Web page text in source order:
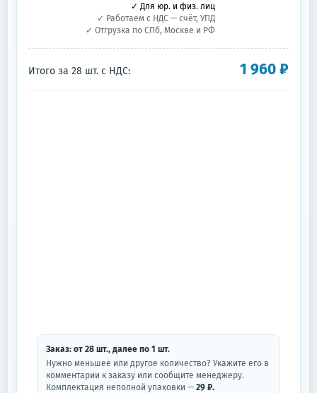
✓ Для юр. и физ. лиц
✓ Работаем с НДС — счёт, УПД
✓ Отгрузка по СПб, Москве и РФ
Итого за 28 шт. с НДС: 1 960₽
Заказ: от 28 шт., далее по 1 шт.
Нужно меньшее или другое количество? Укажите его в
комментарии к заказу или сообщите менеджеру.
Комплектация неполной упаковки — 29 ₽.